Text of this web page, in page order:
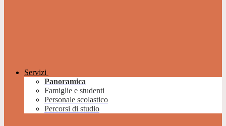
Servizi
Panoramica
Famiglie e studenti
Personale scolastico
Percorsi di studio